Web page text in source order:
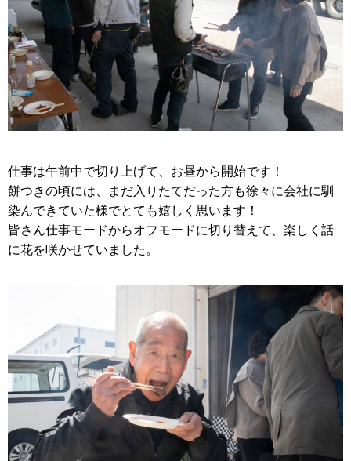
仕事は午前中で切り上げて、お昼から開始です！
餅つきの頃には、まだ入りたてだった方も徐々に会社に馴
染んできていた様でとても嬉しく思います！
皆さん仕事モードからオフモードに切り替えて、楽しく話
に花を咲かせていました。